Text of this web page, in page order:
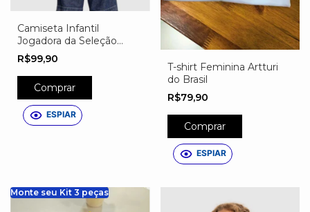
Camiseta Infantil
Jogadora da Seleção
Personalizada
R$99,90
Comprar
ESPIAR
T-shirt Feminina Artturi
do Brasil
R$79,90
Comprar
ESPIAR
Monte seu Kit 3 peças